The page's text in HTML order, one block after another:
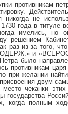
противникам
не
года в титуле
имелись, но
решением
раз из-за того,
и
было
противникам
при желании
двум
чеканки
когда полным